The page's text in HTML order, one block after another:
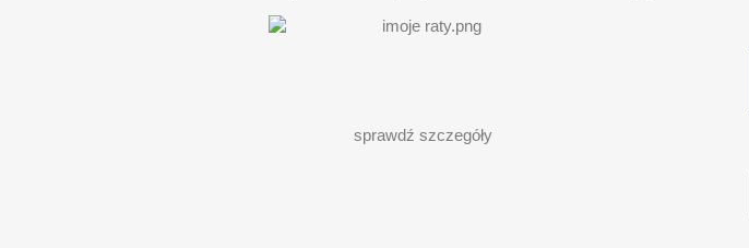
sprawdź szczegóły